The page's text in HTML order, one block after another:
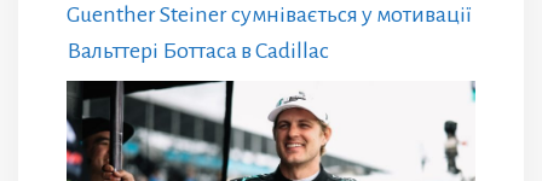
Guenther Steiner сумнівається у мотивації
Вальттері Боттаса в Cadillac